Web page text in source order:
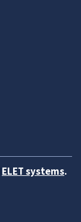
ELET systems.